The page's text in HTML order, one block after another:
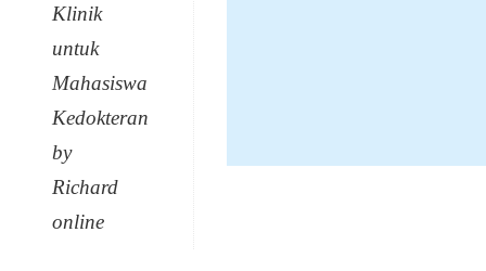
Klinik
untuk
Mahasiswa
Kedokteran
by
Richard
online